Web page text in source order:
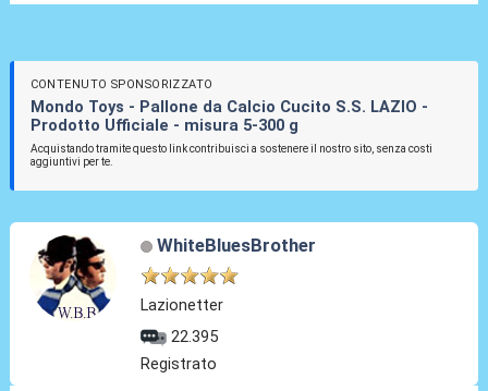
CONTENUTO SPONSORIZZATO
Mondo Toys - Pallone da Calcio Cucito S.S. LAZIO -
Prodotto Ufficiale - misura 5-300 g
Acquistando tramite questo link contribuisci a sostenere il nostro sito, senza costi
aggiuntivi per te.
WhiteBluesBrother
Lazionetter
22.395
Registrato